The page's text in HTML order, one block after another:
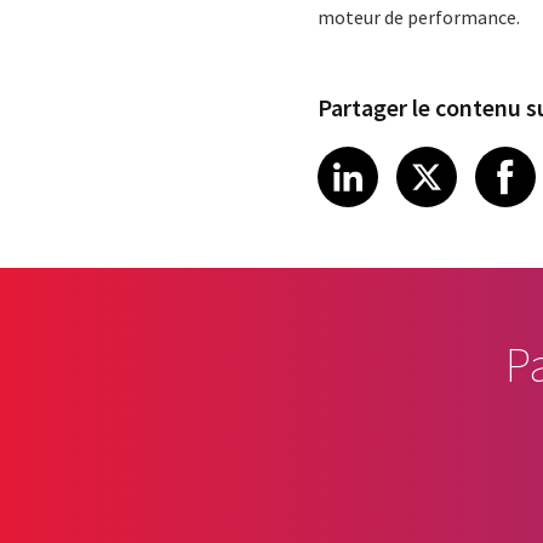
moteur de performance.
Partager le contenu
Share article
LinkedIn
Share
X